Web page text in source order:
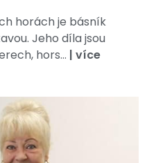
horách je básník
Jeho díla jsou
hors... | více